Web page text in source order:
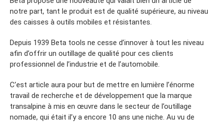
notre part, tant le produit est de qualité supérieure, au niveau
des caisses à outils mobiles et résistantes.
Depuis 1939 Beta tools ne cesse d’innover à tout les niveau
afin d’offrir un outillage de qualité pour ces clients
professionnel de l’industrie et de l’automobile.
C’est article aura pour but de mettre en lumière l’énorme
travail de recherche et de développement que la marque
transalpine à mis en œuvre dans le secteur de l’outillage
nomade, qui était il’y a encore 10 ans une niche. Au vu de